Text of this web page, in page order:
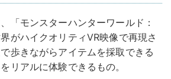
「モンスターハンターワールド：
がハイクオリティVR映像で再現さ
歩きながらアイテムを採取できる
リアルに体験できるもの。